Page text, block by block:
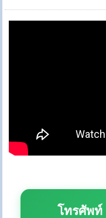
โทรศัพท์